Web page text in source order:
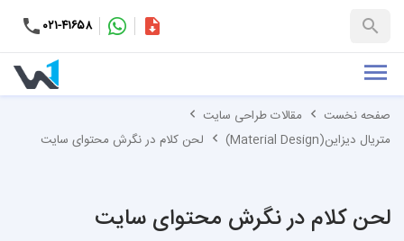
۰۲۱-۴۱۶۵۸
+۹۸-کاتالوگ
صفحه نخست
مقالات طراحی سایت
متریال دیزاین(Material Design)
لحن کلام در نگرش محتوای سایت
لحن کلام در نگرش محتوای سایت